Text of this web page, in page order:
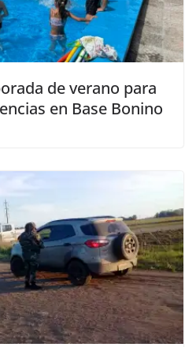
de verano para
en Base Bonino